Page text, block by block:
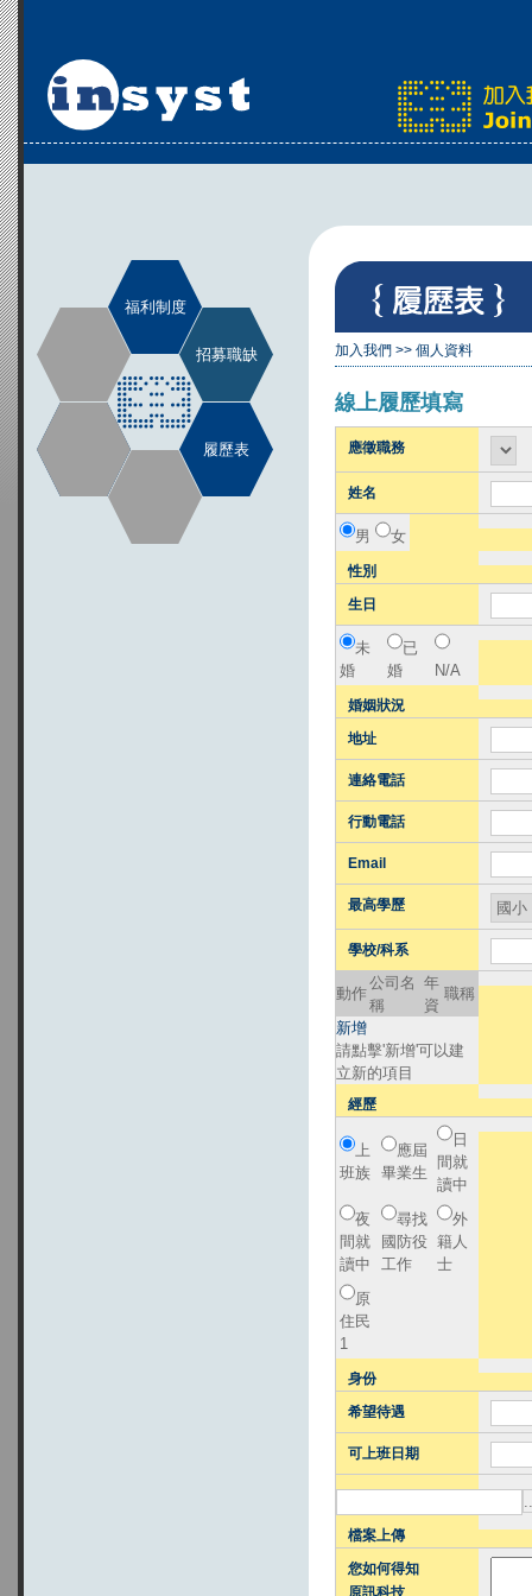
福利制度
招募職缺
履歷表
加入我們 >> 個人資料
線上履歷填寫
應徵職務
姓名
男 女
性別
生日
未
婚
已
婚
N/A
婚姻狀況
地址
連絡電話
行動電話
Email
最高學歷
學校/科系
動作
公司名
稱
年
資
職稱
新增
請點擊'新增'可以建
立新的項目
經歷
上
班族
應屆
畢業生
日
間就
讀中
夜
間就
讀中
尋找
國防役
工作
外
籍人
士
原
住民
1
身份
希望待遇
可上班日期
檔案上傳
您如何得知
原訊科技